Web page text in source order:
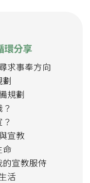
環分享
求事奉方向
劃
規劃
宣教
命
的宣教服侍
活